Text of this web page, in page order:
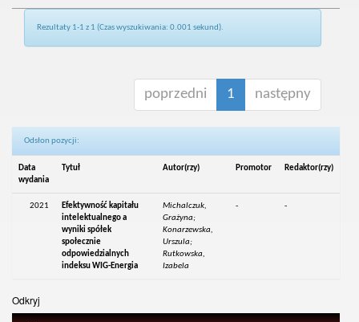
Rezultaty 1-1 z 1 (Czas wyszukiwania: 0.001 sekund).
poprzedni 1 następny
Odsłon pozycji:
Data
wydania
Tytuł Autor(rzy) Promotor Redaktor(rzy)
2021
Efektywność kapitału
intelektualnego a
wyniki spółek
społecznie
odpowiedzialnych
indeksu WIG-Energia
Michalczuk,
Grażyna;
Konarzewska,
Urszula;
Rutkowska,
Izabela
- -
Odkryj